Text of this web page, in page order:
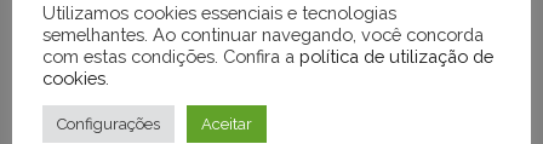
Utilizamos cookies essenciais e tecnologias
semelhantes. Ao continuar navegando, você concorda
com estas condições. Confira a política de utilização de
cookies
Configurações Aceitar